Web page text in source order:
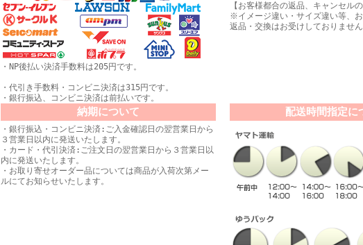
・NP後払い決済手数料は205円です。
・代引き手数料・コンビニ決済は315円です。
・銀行振込、コンビニ決済は前払いです。
【お客様都合の返品、キャンセルの
※イメージ違い・サイズ違い等、
返品・交換はお受けしておりません
納期について
・銀行振込・コンビニ決済:ご入金確認日の翌営業日から
３営業日以内に発送いたします。
・カード・代引決済:ご注文日の翌営業日から３営業日以
内に発送いたします。
・お取り寄せオーダー品については商品が入荷次第メー
ルにてお知らせいたします。
配送時間指定に